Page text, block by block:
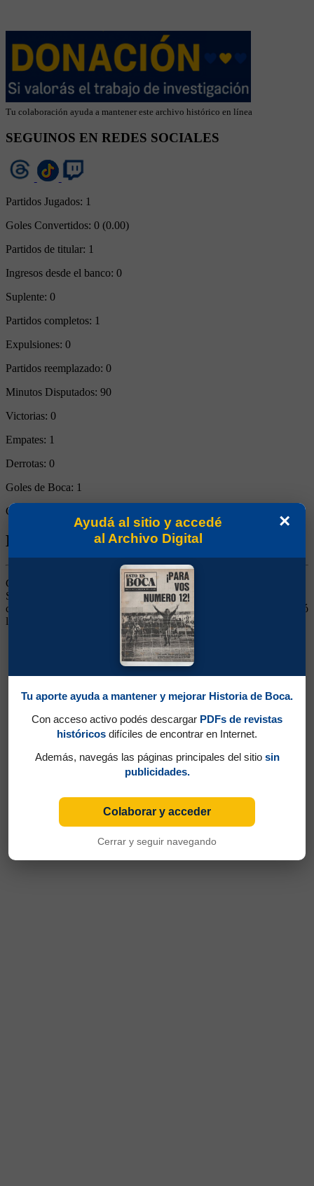
Tu colaboración ayuda a mantener este archivo histórico en línea
SEGUINOS EN REDES SOCIALES
Partidos Jugados: 1
Goles Convertidos: 0 (0.00)
Partidos de titular: 1
Ingresos desde el banco: 0
Suplente: 0
Partidos completos: 1
Expulsiones: 0
Partidos reemplazado: 0
Minutos Disputados: 90
Victorias: 0
Empates: 1
Derrotas: 0
Goles de Boca: 1
Goles rivales:
Biografía de José Francisco Sasía
Centrodelantero. Llegó de Defensor Sporting, luego de ganar el
Sudamericano con la selección Uruguaya en 1959. No pudo lograr
continuidad. Siguió su carrera en Peñarol y Rosario Central. Disputó
los mundiales de 1962 y 1966 para Uruguay.
×
Ayudá al sitio y accedé
al Archivo Digital
Tu aporte ayuda a mantener y mejorar Historia de Boca.
Con acceso activo podés descargar PDFs de revistas
históricos difíciles de encontrar en Internet.
Además, navegás las páginas principales del sitio sin
publicidades.
Colaborar y acceder
Cerrar y seguir navegando